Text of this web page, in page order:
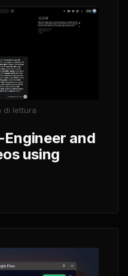
di lettura
and
using